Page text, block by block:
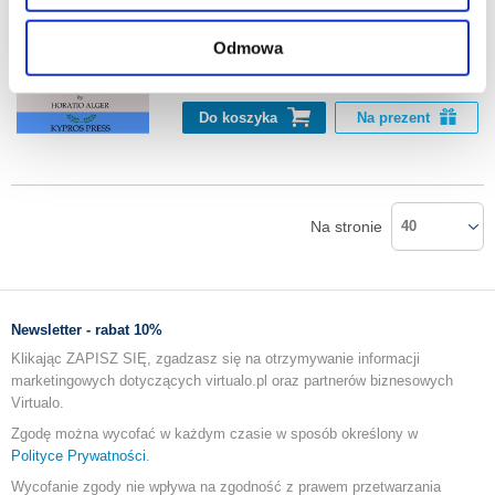
znajdziesz w naszejPolityce prywatności.
Odmowa
8.18 zł
Do koszyka Na prezent
Na stronie 40
Newsletter - rabat 10%
Klikając ZAPISZ SIĘ, zgadzasz się na otrzymywanie informacji
marketingowych dotyczących virtualo.pl oraz partnerów biznesowych
Virtualo.
Zgodę można wycofać w każdym czasie w sposób określony w
Polityce Prywatności.
Wycofanie zgody nie wpływa na zgodność z prawem przetwarzania